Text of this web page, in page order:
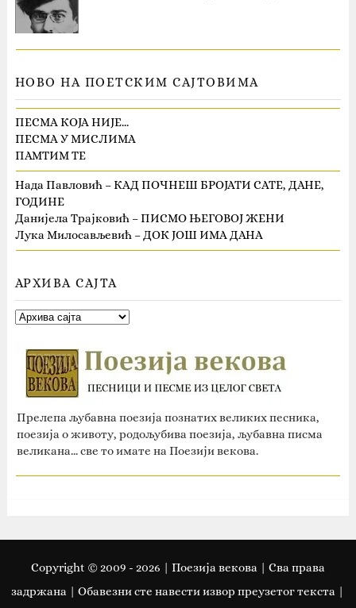
НОВО НА ПОЕТСКИМ САЈТОВИМА
ПЕСМА КОЈА НИЈЕ…
ПЕСМА У МИСЛИМА
ПАМТИМ ТЕ
Нада Павловић – КАД ПОЧНЕШ БРОЈАТИ САТЕ, ДАНЕ,
ГОДИНЕ
Данијела Трајковић – ПИСМО ЊЕГОВОЈ ЖЕНИ
Лука Милосављевић – ДОК ЈОШ ИМА ДАНА
АРХИВА САЈТА
Прелепа љубавна поезија познатих великих песника,
поезија о животу, родољубива поезија, љубавна писма
великана... све то имате на Поезији векова.
Copyright © 2009 - 2026 | Поезија векова | Сва права
задржана | Oбавезни сте навести извор преузетог текста |